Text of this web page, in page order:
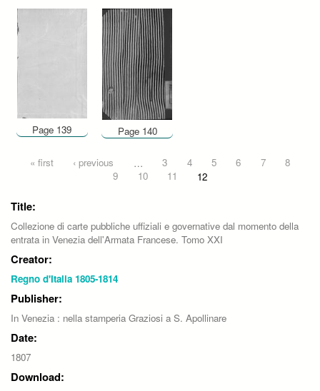
Page 139 Page 140
Pages
« first ‹ previous … 3 4 5 6 7
8
9
10 11 12
Title:
Collezione di carte pubbliche uffiziali e governative dal momento della
entrata in Venezia dell'Armata Francese. Tomo XXI
Creator:
Regno d'Italia 1805-1814
Publisher:
In Venezia : nella stamperia Graziosi a S. Apollinare
Date:
1807
Download: